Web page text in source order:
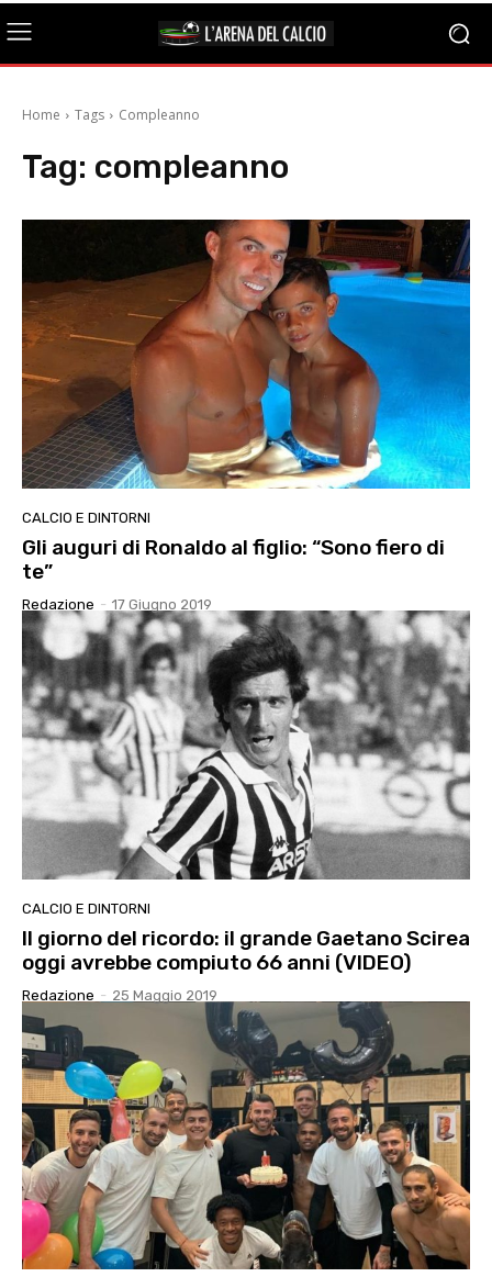
Home Tags Compleanno
Tag: compleanno
CALCIO E DINTORNI
Gli auguri di Ronaldo al figlio: “Sono fiero di
te”
Redazione - 17 Giugno 2019
CALCIO E DINTORNI
Il giorno del ricordo: il grande Gaetano Scirea
oggi avrebbe compiuto 66 anni (VIDEO)
Redazione - 25 Maggio 2019